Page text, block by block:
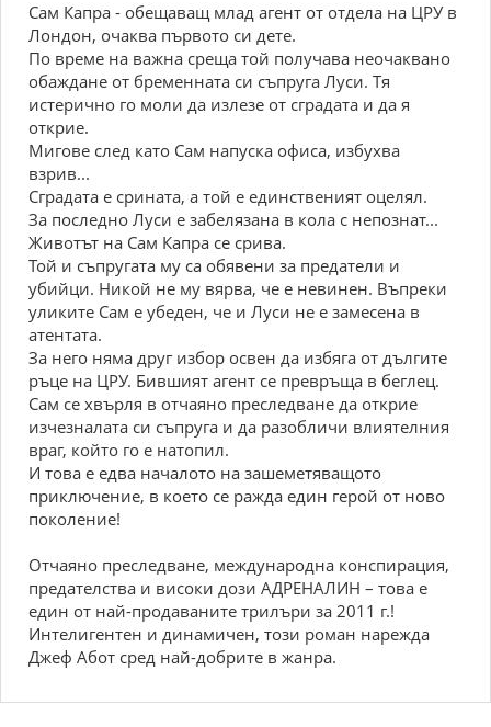
Сам Капра - обещаващ млад агент от отдела на ЦРУ в
Лондон, очаква първото си дете.
По време на важна среща той получава неочаквано
обаждане от бременната си съпруга Луси. Тя
истерично го моли да излезе от сградата и да я
открие.
Мигове след като Сам напуска офиса, избухва
взрив...
Сградата е срината, а той е единственият оцелял.
За последно Луси е забелязана в кола с непознат...
Животът на Сам Капра се срива.
Той и съпругата му са обявени за предатели и
убийци. Никой не му вярва, че е невинен. Въпреки
уликите Сам е убеден, че и Луси не е замесена в
атентата.
За него няма друг избор освен да избяга от дългите
ръце на ЦРУ. Бившият агент се превръща в беглец.
Сам се хвърля в отчаяно преследване да открие
изчезналата си съпруга и да разобличи влиятелния
враг, който го е натопил.
И това е едва началото на зашеметяващото
приключение, в което се ражда един герой от ново
поколение!
Отчаяно преследване, международна конспирация,
предателства и високи дози АДРЕНАЛИН – това е
един от най-продаваните трилъри за 2011 г.!
Интелигентен и динамичен, този роман нарежда
Джеф Абот сред най-добрите в жанра.